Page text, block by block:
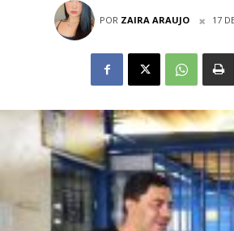
POR ZAIRA ARAUJO 17